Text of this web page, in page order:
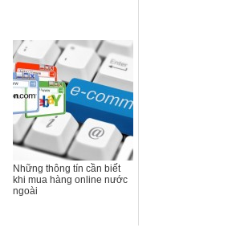
Những thông tín cần biết
khi mua hàng online nước
ngoài